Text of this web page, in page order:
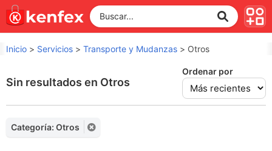
Inicio > Servicios > Transporte y Mudanzas > Otros
Sin resultados en Otros
Ordenar por
Categoría: Otros